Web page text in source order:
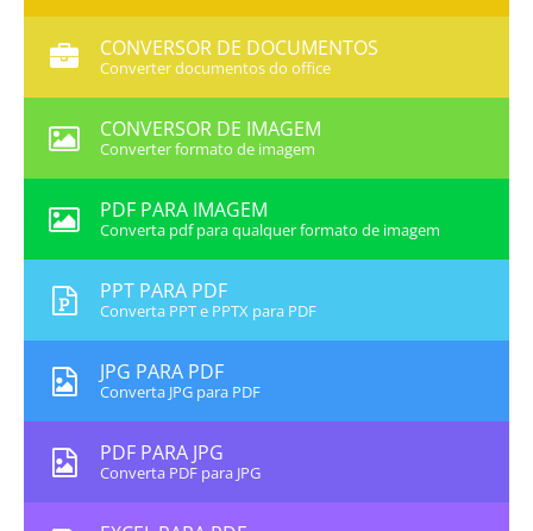
CONVERSOR DE DOCUMENTOS
Converter documentos do office
CONVERSOR DE IMAGEM
Converter formato de imagem
PDF PARA IMAGEM
Converta pdf para qualquer formato de imagem
PPT PARA PDF
Converta PPT e PPTX para PDF
JPG PARA PDF
Converta JPG para PDF
PDF PARA JPG
Converta PDF para JPG